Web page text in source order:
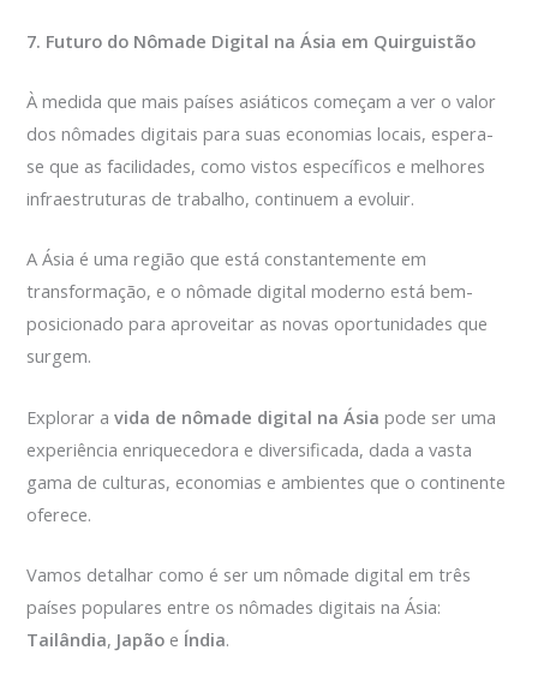
7. Futuro do Nômade Digital na Ásia em Quirguistão
À medida que mais países asiáticos começam a ver o valor
dos nômades digitais para suas economias locais, espera-
se que as facilidades, como vistos específicos e melhores
infraestruturas de trabalho, continuem a evoluir.
A Ásia é uma região que está constantemente em
transformação, e o nômade digital moderno está bem-
posicionado para aproveitar as novas oportunidades que
surgem.
Explorar avida de nômade digital na Ásia pode ser uma
experiência enriquecedora e diversificada, dada a vasta
gama de culturas, economias e ambientes que o continente
oferece.
Vamos detalhar como é ser um nômade digital em três
países populares entre os nômades digitais na Ásia:
Tailândia, Japão e Índia.